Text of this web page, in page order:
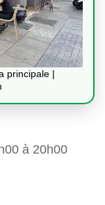
principale |
à 20h00